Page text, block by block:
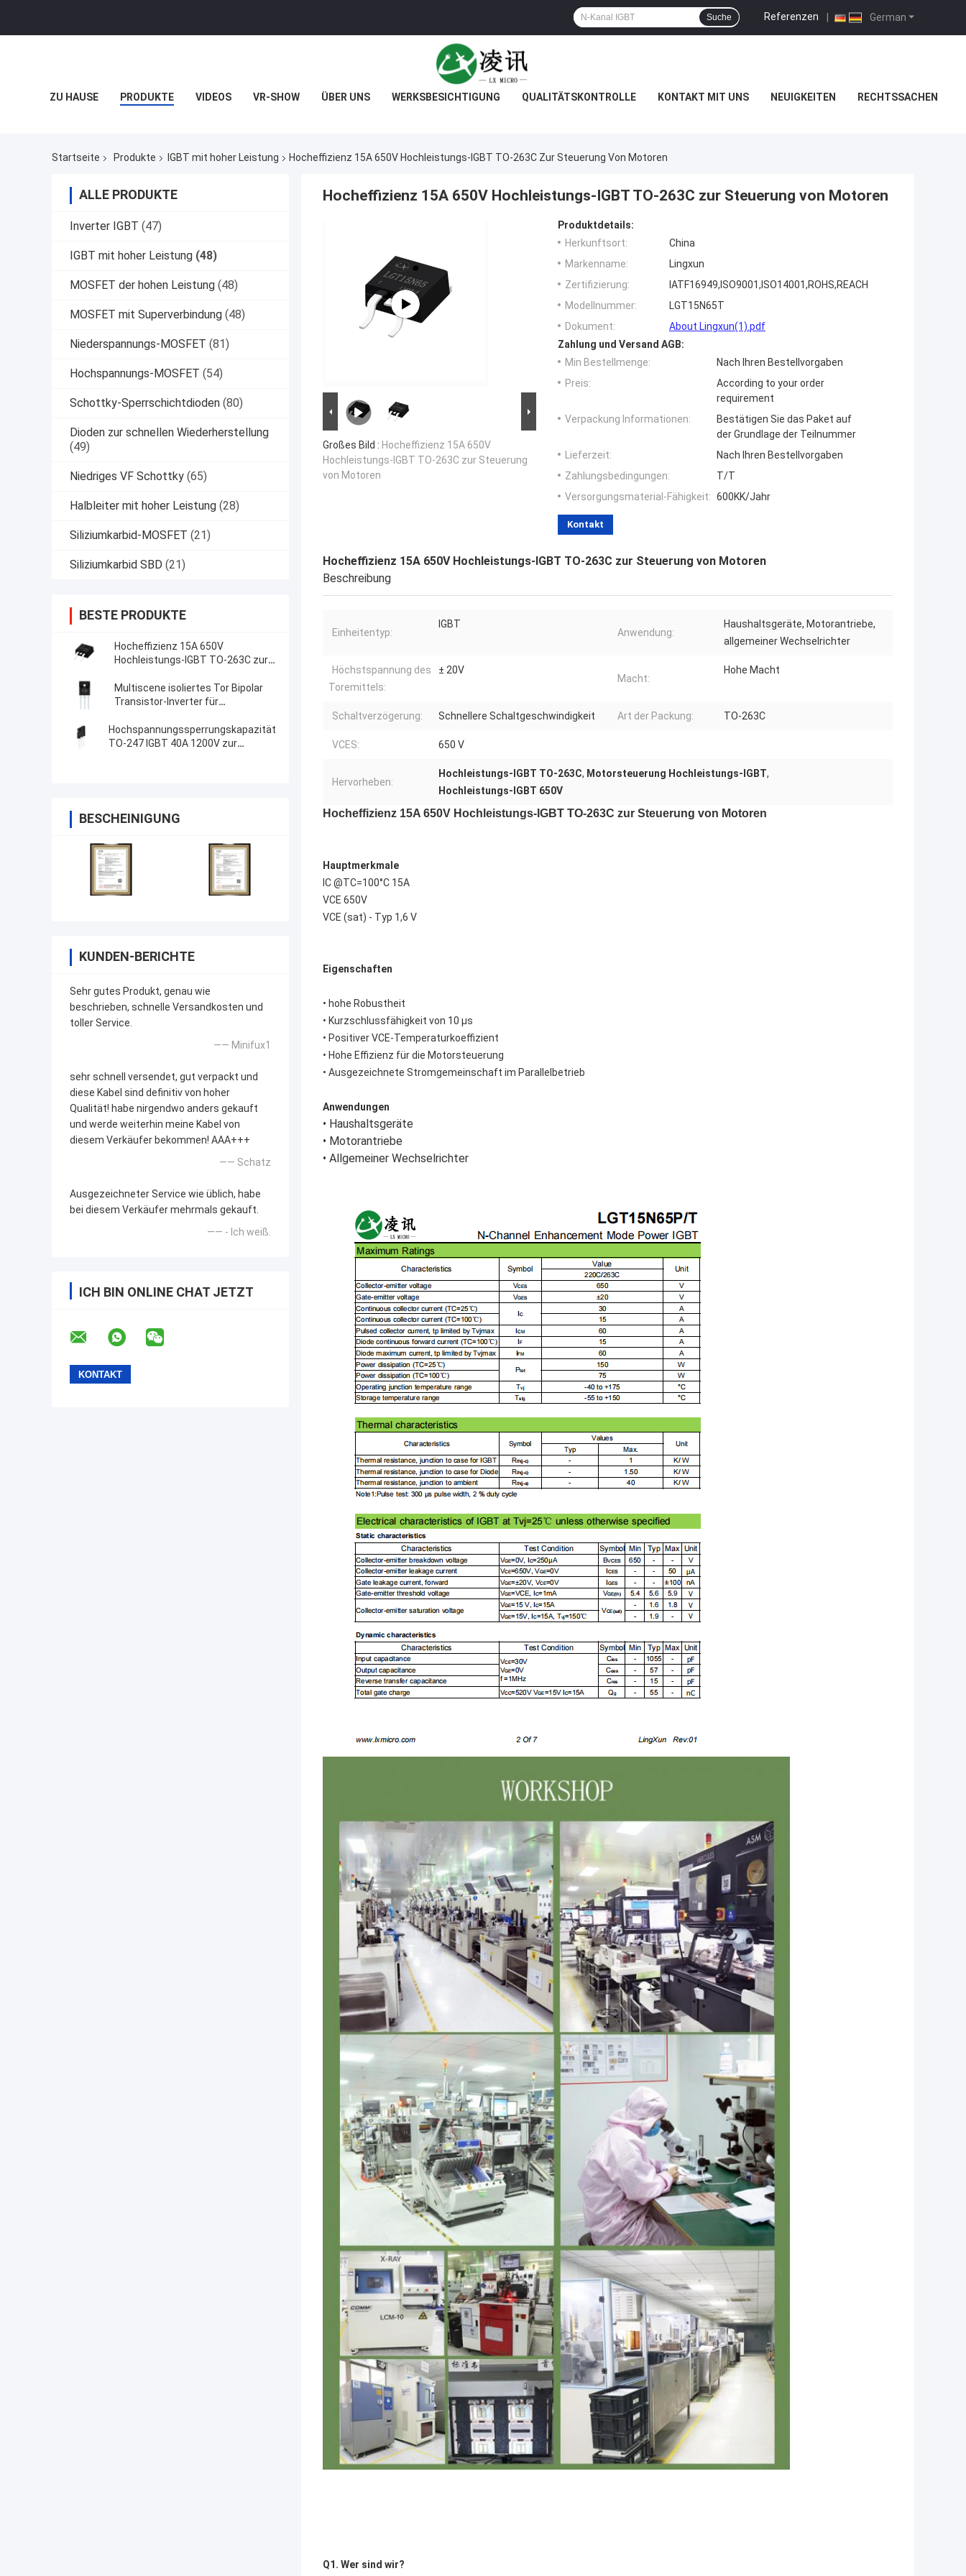
German
Referenzen |
Suche
ZU HAUSE PRODUKTE VIDEOS VR-SHOW ÜBER UNS WERKSBESICHTIGUNG QUALITÄTSKONTROLLE KONTAKT MIT UNS NEUIGKEITEN RECHTSSACHEN
Startseite Produkte IGBT mit hoher Leistung Hocheffizienz 15A 650V Hochleistungs-IGBT TO-263C Zur Steuerung Von Motoren
ALLE PRODUKTE
Inverter IGBT (47)
IGBT mit hoher Leistung (48)
MOSFET der hohen Leistung (48)
MOSFET mit Superverbindung (48)
Niederspannungs-MOSFET (81)
Hochspannungs-MOSFET (54)
Schottky-Sperrschichtdioden (80)
Dioden zur schnellen Wiederherstellung
(49)
Niedriges VF Schottky (65)
Halbleiter mit hoher Leistung (28)
Siliziumkarbid-MOSFET (21)
Siliziumkarbid SBD (21)
BESTE PRODUKTE
Hocheffizienz 15A 650V
Hochleistungs-IGBT TO-263C zur
Multiscene isoliertes Tor Bipolar
Transistor-Inverter für
Stromversorgungen
Hochspannungssperrungskapazität
TO-247 IGBT 40A 1200V zur
BESCHEINIGUNG
KUNDEN-BERICHTE
Sehr gutes Produkt, genau wie
beschrieben, schnelle Versandkosten und
toller Service.
—— Minifux1
sehr schnell versendet, gut verpackt und
diese Kabel sind definitiv von hoher
Qualität! habe nirgendwo anders gekauft
und werde weiterhin meine Kabel von
diesem Verkäufer bekommen! AAA+++
—— Schatz
Ausgezeichneter Service wie üblich, habe
bei diesem Verkäufer mehrmals gekauft.
—— - Ich weiß.
ICH BIN ONLINE CHAT JETZT
Hocheffizienz 15A 650V Hochleistungs-IGBT TO-263C zur Steuerung von Motoren
Großes Bild : Hocheffizienz 15A 650V
Hochleistungs-IGBT TO-263C zur Steuerung
von Motoren
Produktdetails:
Herkunftsort:
China
Markenname:
Lingxun
Zertifizierung:
IATF16949,ISO9001,ISO14001,ROHS,REACH
Modellnummer:
LGT15N65T
Dokument:
About Lingxun(1).pdf
Zahlung und Versand AGB:
Min Bestellmenge:
Nach Ihren Bestellvorgaben
Preis:
According to your order
requirement
Verpackung Informationen:
Bestätigen Sie das Paket auf
der Grundlage der Teilnummer
Lieferzeit:
Nach Ihren Bestellvorgaben
Zahlungsbedingungen:
T/T
Versorgungsmaterial-Fähigkeit: 600KK/Jahr
Kontakt
Hocheffizienz 15A 650V Hochleistungs-IGBT TO-263C zur Steuerung von Motoren
Beschreibung
Einheitentyp:
IGBT
Anwendung:
Haushaltsgeräte, Motorantriebe,
allgemeiner Wechselrichter
Höchstspannung des
Toremittels:
± 20V
Macht:
Hohe Macht
Schaltverzögerung: Schnellere Schaltgeschwindigkeit Art der Packung: TO-263C
VCES: 650 V
Hervorheben:
Hochleistungs-IGBT TO-263C, Motorsteuerung Hochleistungs-IGBT,
Hochleistungs-IGBT 650V
Hocheffizienz 15A 650V Hochleistungs-IGBT TO-263C zur Steuerung von Motoren
Hauptmerkmale
IC @TC=100°C 15A
VCE 650V
VCE (sat) - Typ 1,6 V
Eigenschaften
• hohe Robustheit
• Kurzschlussfähigkeit von 10 μs
• Positiver VCE-Temperaturkoeffizient
• Hohe Effizienz für die Motorsteuerung
• Ausgezeichnete Stromgemeinschaft im Parallelbetrieb
Anwendungen
• Haushaltsgeräte
• Motorantriebe
• Allgemeiner Wechselrichter
Q1. Wer sind wir?